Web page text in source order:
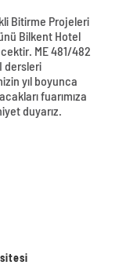
Bitirme Projeleri
Bilkent Hotel
ME 481/482
dersleri
yıl boyunca
fuarımıza
duyarız.